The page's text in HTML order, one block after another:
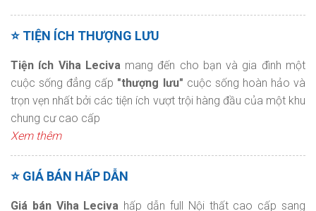
⭐ TIỆN ÍCH THƯỢNG LƯU
Tiện ích Viha Leciva mang đến cho bạn và gia đình một
cuộc sống đẳng cấp "thượng lưu" cuộc sống hoàn hảo và
trọn vẹn nhất bởi các tiện ích vượt trội hàng đầu của một khu
chung cư cao cấp
Xem thêm
⭐ GIÁ BÁN HẤP DẪN
Giá bán Viha Leciva hấp dẫn full Nội thất cao cấp sang